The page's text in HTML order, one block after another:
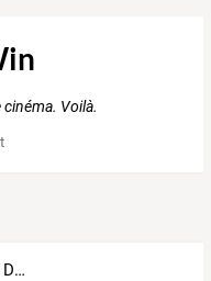
cinéma. Voilà.
t
ACROSS CINEMA'S DREAMS